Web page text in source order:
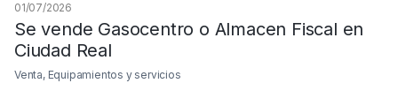
01/07/2026
Se vende Gasocentro o Almacen Fiscal en
Ciudad Real
Venta, Equipamientos y servicios